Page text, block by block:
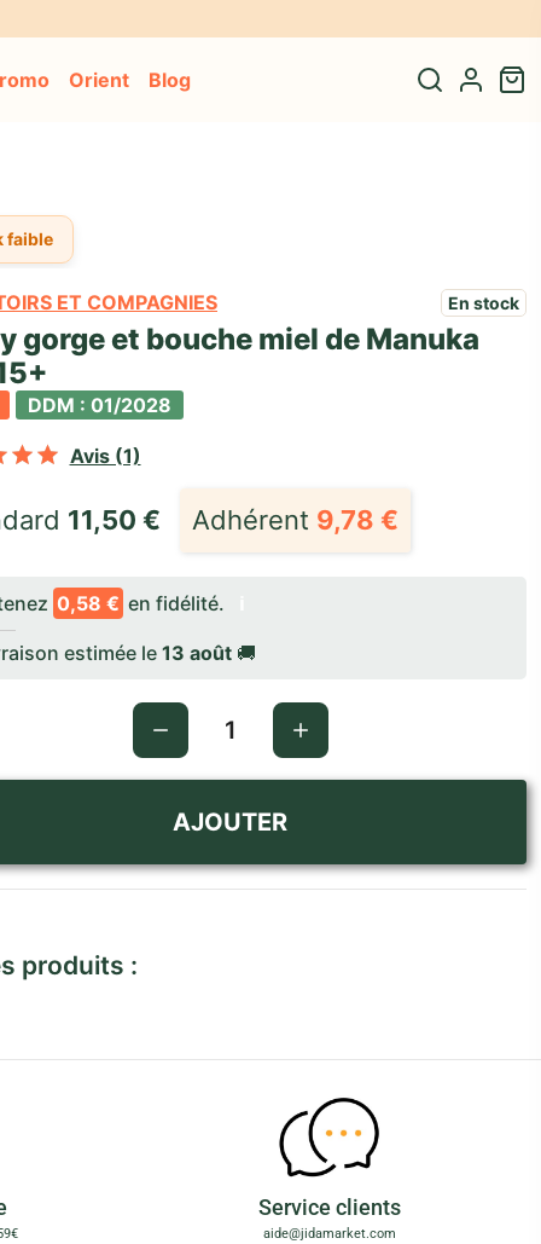
Orient Blog
faible
ET COMPAGNIES En stock
gorge et bouche miel de Manuka
DDM : 01/2028
Notésur 5 basé sur
Avis (1)
11,50 € Adhérent 9,78 €
0,58 € en fidélité.
estimée le 13 août 🚚
AJOUTER
produits :
Service clients
aide@jidamarket.com